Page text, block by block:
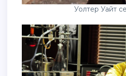
Уолтер Уайт